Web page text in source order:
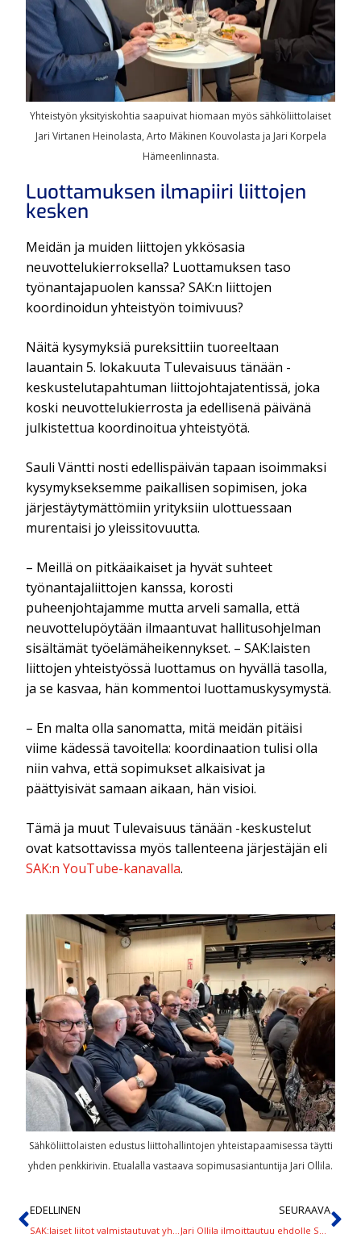
Yhteistyön yksityiskohtia saapuivat hiomaan myös sähköliittolaiset
Jari Virtanen Heinolasta, Arto Mäkinen Kouvolasta ja Jari Korpela
Hämeenlinnasta.
Luottamuksen ilmapiiri liittojen
kesken
Meidän ja muiden liittojen ykkösasia
neuvottelukierroksella? Luottamuksen taso
työnantajapuolen kanssa? SAK:n liittojen
koordinoidun yhteistyön toimivuus?
Näitä kysymyksiä pureksittiin tuoreeltaan
lauantain 5. lokakuuta Tulevaisuus tänään -
keskustelutapahtuman liittojohtajatentissä, joka
koski neuvottelukierrosta ja edellisenä päivänä
julkistettua koordinoitua yhteistyötä.
Sauli Väntti nosti edellispäivän tapaan isoimmaksi
kysymykseksemme paikallisen sopimisen, joka
järjestäytymättömiin yrityksiin ulottuessaan
murentaisi jo yleissitovuutta.
– Meillä on pitkäaikaiset ja hyvät suhteet
työnantajaliittojen kanssa, korosti
puheenjohtajamme mutta arveli samalla, että
neuvottelupöytään ilmaantuvat hallitusohjelman
sisältämät työelämäheikennykset. – SAK:laisten
liittojen yhteistyössä luottamus on hyvällä tasolla,
ja se kasvaa, hän kommentoi luottamuskysymystä.
– En malta olla sanomatta, mitä meidän pitäisi
viime kädessä tavoitella: koordinaation tulisi olla
niin vahva, että sopimukset alkaisivat ja
päättyisivät samaan aikaan, hän visioi.
Tämä ja muut Tulevaisuus tänään -keskustelut
ovat katsottavissa myös tallenteena järjestäjän eli
SAK:n YouTube-kanavalla.
Sähköliittolaisten edustus liittohallintojen yhteistapaamisessa täytti
yhden penkkirivin. Etualalla vastaava sopimusasiantuntija Jari Ollila.
EDELLINEN SEURAAVA